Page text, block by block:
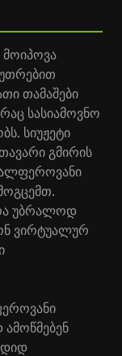
თამაშები
სასიამოვნო
სიუჟეტი
გმირის
უბრალოდ
ვირტუალურ
დიდ